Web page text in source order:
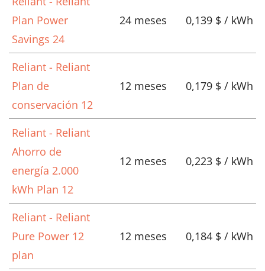
Plan Power
Savings 24
24 meses 0,139 $ / kWh
Reliant - Reliant
Plan de
conservación 12
12 meses 0,179 $ / kWh
Reliant - Reliant
Ahorro de
energía 2.000
kWh Plan 12
12 meses 0,223 $ / kWh
Reliant - Reliant
Pure Power 12
plan
12 meses 0,184 $ / kWh